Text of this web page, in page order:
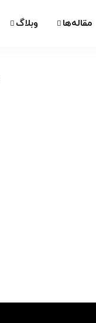
مقاله‌ها وبلاگ